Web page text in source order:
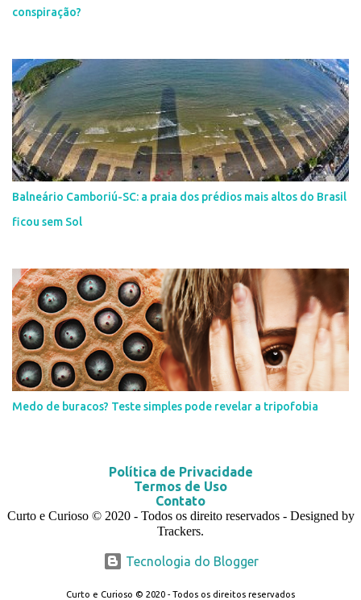
conspiração?
Balneário Camboriú-SC: a praia dos prédios mais altos do Brasil
ficou sem Sol
Medo de buracos? Teste simples pode revelar a tripofobia
Política de Privacidade
Termos de Uso
Contato
Curto e Curioso © 2020 - Todos os direito reservados - Designed by
Trackers.
Tecnologia do Blogger
Curto e Curioso © 2020 - Todos os direitos reservados